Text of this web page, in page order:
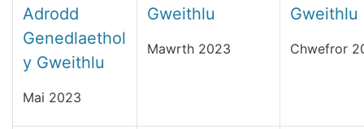
Adrodd
Genedlaethol
y Gweithlu
Mai 2023
Gweithlu
Mawrth 2023
Gweithlu
Chwefror